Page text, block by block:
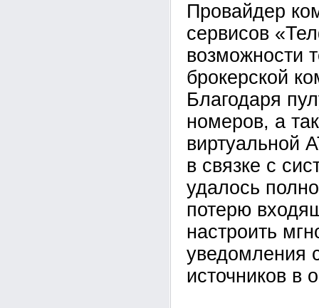
Провайдер
сервисов
возможности
брокерской
Благодаря
номеров, а
виртуальной
в связке с
удалось
потерю
настроить
уведомления
источников в